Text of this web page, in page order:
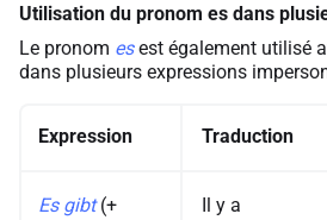
Utilisation du pronom es dans
Le pronom esest également utilisé
dans plusieurs expressions
Expression Traduction
Es gibt(+
Il y a